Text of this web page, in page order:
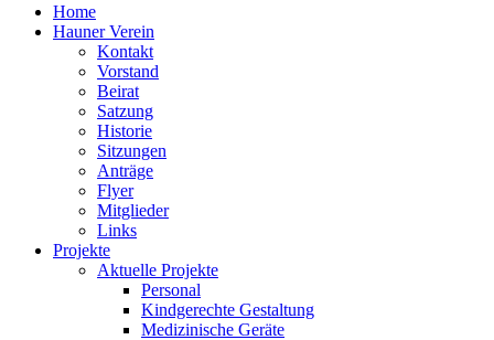
Home
Hauner Verein
Kontakt
Vorstand
Beirat
Satzung
Historie
Sitzungen
Anträge
Flyer
Mitglieder
Links
Projekte
Aktuelle Projekte
Personal
Kindgerechte Gestaltung
Medizinische Geräte